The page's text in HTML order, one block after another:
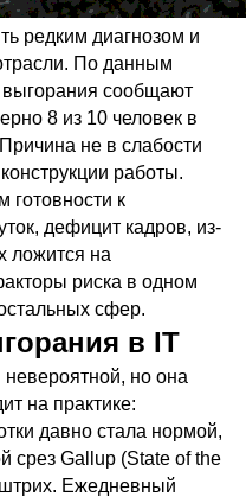
редким диагнозом и
По данным
выгорания сообщают
8 из 10 человек в
не в слабости
работы.
к
дефицит кадров, из-
ложится на
риска в одном
сфер.
в IT
но она
на практике:
давно стала нормой,
срез Gallup (State of the
Ежедневный